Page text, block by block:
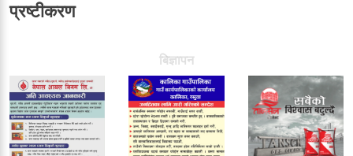
प्रष्टीकरण
बिज्ञापन